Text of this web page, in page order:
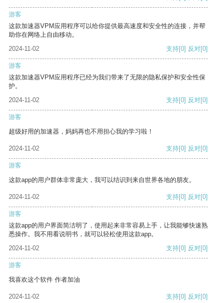
游客
这款加速器VPM应用程序可以给你提供最高速度和安全性的连接，并帮
助你在网络上自由移动。
2024-11-02
支持[0] 反对[0]
游客
这款加速器VPM应用程序已经为我们带来了无限的隐私保护和安全性保
护。
2024-11-02
支持[0] 反对[0]
游客
超级好用的加速器，妈妈再也不用担心我的学习啦！
2024-11-02 支持[0] 反对[0]
游客
这款app的用户群体非常庞大，我可以结识到来自世界各地的朋友。
2024-11-02 支持[0] 反对[0]
游客
这款app的用户界面简洁明了，使用起来非常容易上手，让我能够快速熟
悉操作。我不用看说明书，就可以轻松使用这款app。
2024-11-02
支持[0] 反对[0]
游客
我喜欢这个软件 作者加油
2024-11-02 支持[0] 反对[0]